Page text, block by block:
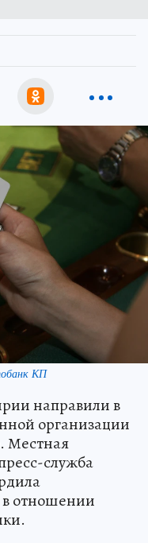
КП
направили в
организации
Местная
служба
в отношении